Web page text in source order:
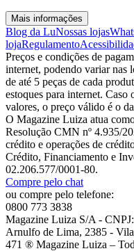
Mais informações
Blog da LuNossas lojas
lojaRegulamento
Preços e condições de
internet, podendo variar nas
de até 5 peças de cada
estoques para internet. Caso
valores, o preço válido é o
O Magazine Luiza atua
Resolução CMN nº 4.935/
crédito e operações de
Crédito, Financiamento e
02.206.577/0001-80.
Compre pelo chat
ou compre pelo telefone:
0800 773 3838
Magazine Luiza S/A -
Arnulfo de Lima, 2385 -
471 ® Magazine Luiza –